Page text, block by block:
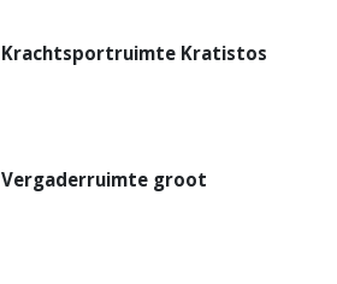
Krachtsportruimte Kratistos
Vergaderruimte groot